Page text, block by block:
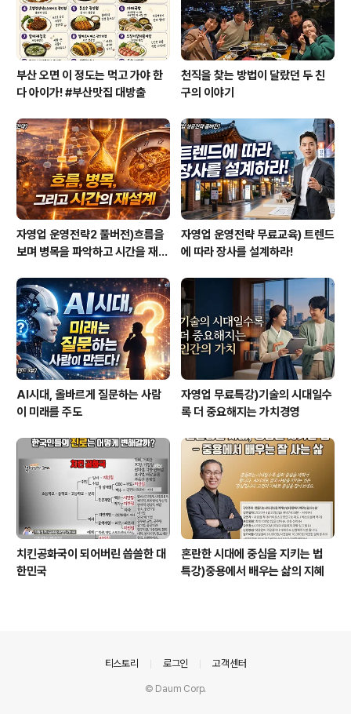
하지만 제가 본 대다수의 사람들은 행복하다고 ..
부산 오면 이 정도는 먹고 가야 한
다 아이가! #부산맛집 대방출
천직을 찾는 방법이 달랐던 두 친
구의 이야기
자영업 운영전략2 풀버전)흐름을
보며 병목을 파악하고 시간을 재설
자영업 운영전략 무료교육) 트렌드
에 따라 장사를 설계하라!
AI시대, 올바르게 질문하는 사람
이 미래를 주도
자영업 무료특강)기술의 시대일수
록 더 중요해지는 가치경영
치킨공화국이 되어버린 씁쓸한 대
한민국
혼란한 시대에 중심을 지키는 법
특강)중용에서 배우는 삶의 지혜
티스토리 로그인 고객센터
© Daum Corp.